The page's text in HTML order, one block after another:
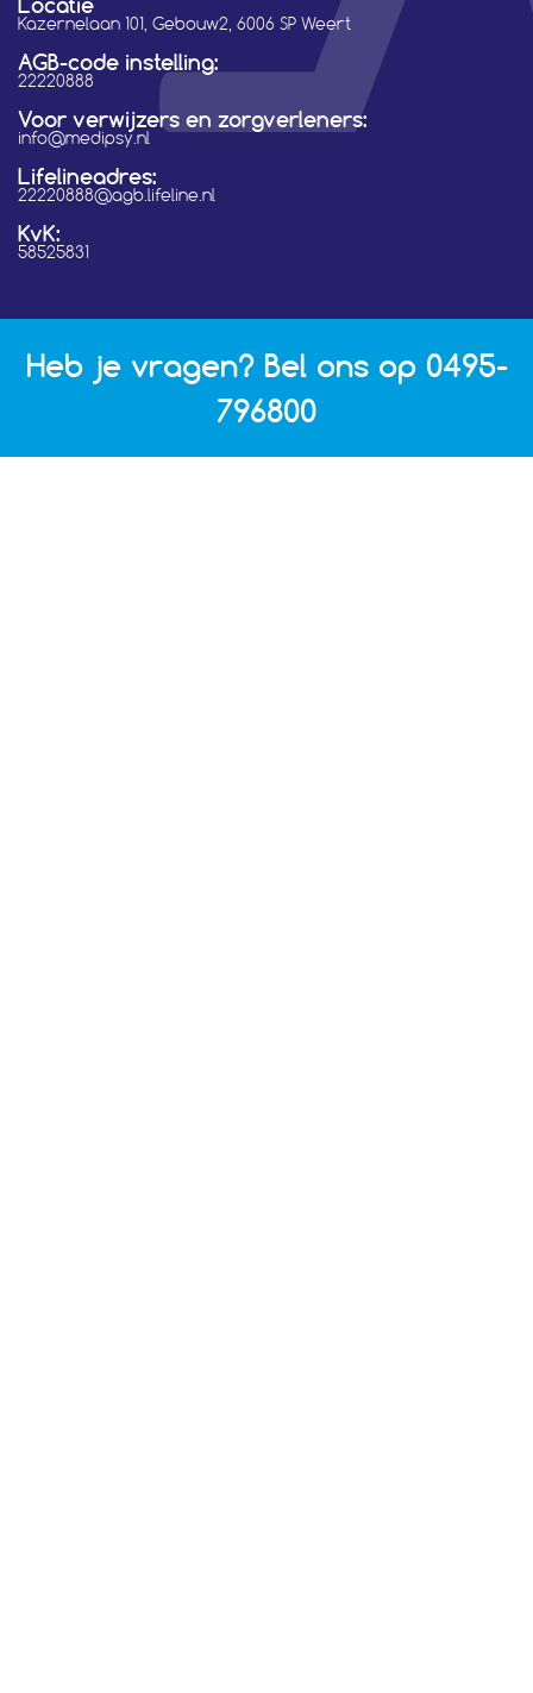
Kazernelaan 101, Gebouw2, 6006 SP Weert
AGB-code instelling:
22220888
Voor verwijzers en zorgverleners:
info@medipsy.nl
Lifelineadres:
22220888@agb.lifeline.nl
KvK:
58525831
Heb je vragen? Bel ons op 0495-
796800